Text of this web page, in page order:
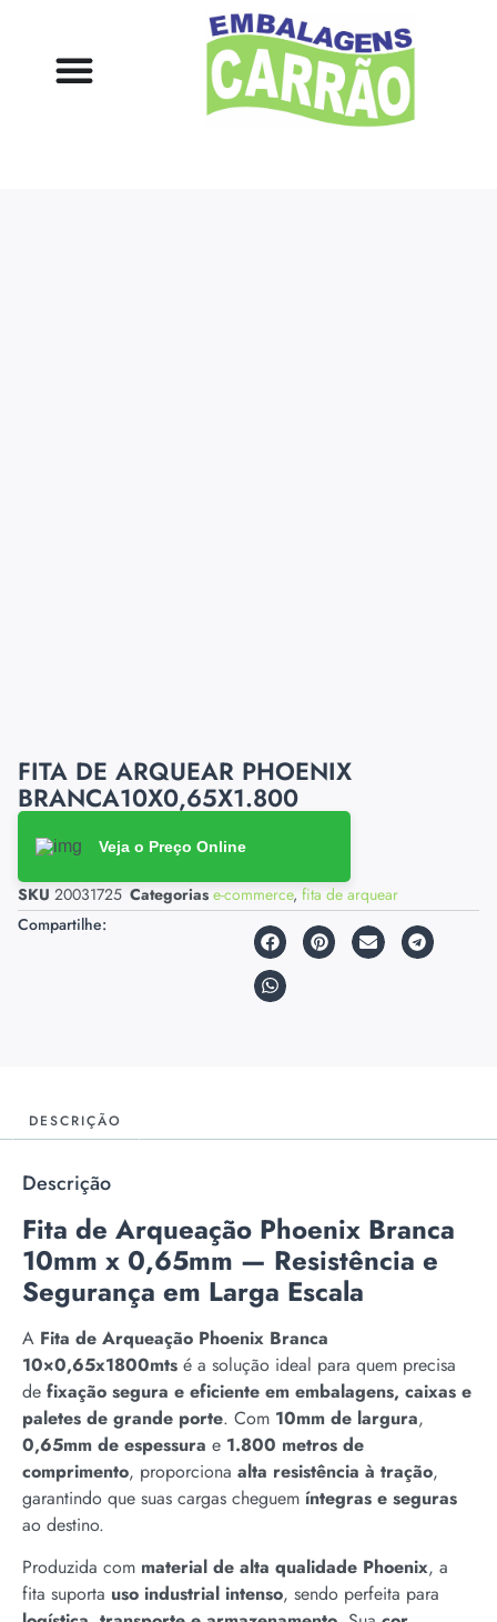
FITA DE ARQUEAR PHOENIX
BRANCA10X0,65X1.800
Veja o Preço Online
SKU 20031725 Categorias e-commerce, fita de arquear
Compartilhe:
DESCRIÇÃO
Descrição
Fita de Arqueação Phoenix Branca
10mm x 0,65mm — Resistência e
Segurança em Larga Escala
A Fita de Arqueação Phoenix Branca
10×0,65x1800mts é a solução ideal para quem precisa
de fixação segura e eficiente em embalagens, caixas e
paletes de grande porte. Com 10mm de largura,
0,65mm de espessura e 1.800 metros de
comprimento, proporciona alta resistência à tração,
garantindo que suas cargas cheguem íntegras e seguras
ao destino.
Produzida com material de alta qualidade Phoenix, a
fita suporta uso industrial intenso, sendo perfeita para